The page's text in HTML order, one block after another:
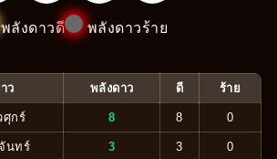
ลังดาวดี พลังดาวร้าย
ว พลังดาว ดี ร้าย
ศุกร์ 8 8 0
นทร์ 3 3 0